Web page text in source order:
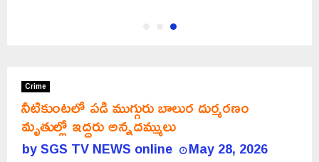
Crime
నీటికుంటలో పడి ముగ్గురు బాలుర దుర్మరణం
మృతుల్లో ఇద్దరు అన్నదమ్ములు
bySGS TV NEWS online May 28, 2026